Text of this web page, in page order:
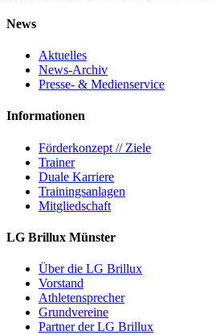
News
Aktuelles
News-Archiv
Presse- & Medienservice
Informationen
Förderkonzept // Ziele
Trainer
Duale Karriere
Trainingsanlagen
Mitgliedschaft
LG Brillux Münster
Über die LG Brillux
Vorstand
Athletensprecher
Grundvereine
Partner der LG Brillux